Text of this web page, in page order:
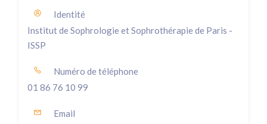
Identité
Institut de Sophrologie et Sophrothérapie de Paris -
ISSP
Numéro de téléphone
01 86 76 10 99
Email